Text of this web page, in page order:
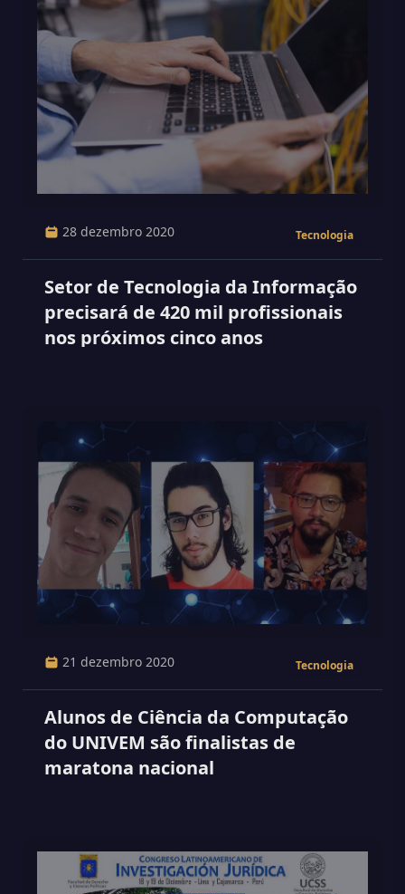
28 dezembro 2020 Tecnologia
Setor de Tecnologia da Informação
precisará de 420 mil profissionais
nos próximos cinco anos
21 dezembro 2020 Tecnologia
Alunos de Ciência da Computação
do UNIVEM são finalistas de
maratona nacional